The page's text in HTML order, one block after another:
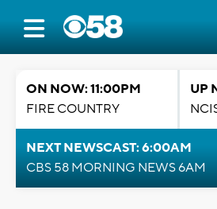
ON NOW: 11:00PM
FIRE COUNTRY
UP
NEXT NEWSCAST: 6:00AM
CBS 58 MORNING NEWS 6AM